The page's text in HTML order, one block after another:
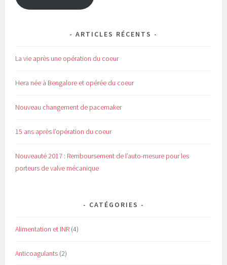
n e
ARTICLES RÉCENTS
La vie après une opération du coeur
Hera née à Bengalore et opérée du coeur
Nouveau changement de pacemaker
15 ans après l’opération du coeur
Nouveauté 2017 : Remboursement de l’auto-mesure pour les
porteurs de valve mécanique
CATÉGORIES
Alimentation et INR (4)
Anticoagulants (2)